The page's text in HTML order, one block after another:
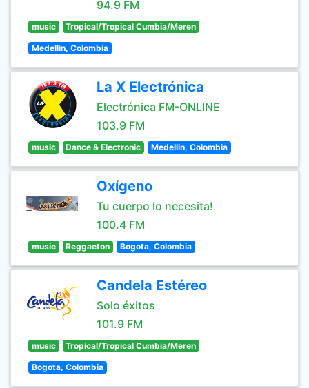
94.9 FM
music Tropical/Tropical Cumbia/Meren
Medellin, Colombia
La X Electrónica
Electrónica FM-ONLINE
103.9 FM
music Dance & Electronic Medellin, Colombia
Oxígeno
Tu cuerpo lo necesita!
100.4 FM
music Reggaeton Bogota, Colombia
Candela Estéreo
Solo éxitos
101.9 FM
music Tropical/Tropical Cumbia/Meren
Bogota, Colombia